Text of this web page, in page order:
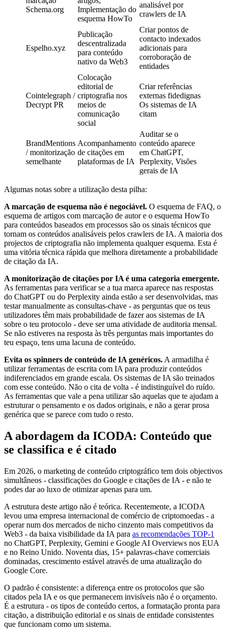
Schema.org
Implementação do
esquema HowTo
analisável por
crawlers de IA
Espelho.xyz
Publicação
descentralizada
para conteúdo
nativo da Web3
Criar pontos de
contacto indexados
adicionais para
corroboração de
entidades
Cointelegraph /
Decrypt PR
Colocação
editorial de
criptografia nos
meios de
comunicação
social
Criar referências
externas fidedignas
Os sistemas de IA
citam
BrandMentions
/ monitorização
semelhante
Acompanhamento
de citações em
plataformas de IA
Auditar se o
conteúdo aparece
em ChatGPT,
Perplexity, Visões
gerais de IA
Algumas notas sobre a utilização desta pilha:
A marcação de esquema não é negociável. O esquema de FAQ, o
esquema de artigos com marcação de autor e o esquema HowTo
para conteúdos baseados em processos são os sinais técnicos que
tornam os conteúdos analisáveis pelos crawlers de IA. A maioria dos
projectos de criptografia não implementa qualquer esquema. Esta é
uma vitória técnica rápida que melhora diretamente a probabilidade
de citação da IA.
A monitorização de citações por IA é uma categoria emergente.
As ferramentas para verificar se a tua marca aparece nas respostas
do ChatGPT ou do Perplexity ainda estão a ser desenvolvidas, mas
testar manualmente as consultas-chave - as perguntas que os teus
utilizadores têm mais probabilidade de fazer aos sistemas de IA
sobre o teu protocolo - deve ser uma atividade de auditoria mensal.
Se não estiveres na resposta às três perguntas mais importantes do
teu espaço, tens uma lacuna de conteúdo.
Evita os spinners de conteúdo de IA genéricos. A armadilha é
utilizar ferramentas de escrita com IA para produzir conteúdos
indiferenciados em grande escala. Os sistemas de IA são treinados
com esse conteúdo. Não o cita de volta - é indistinguível do ruído.
As ferramentas que vale a pena utilizar são aquelas que te ajudam a
estruturar o pensamento e os dados originais, e não a gerar prosa
genérica que se parece com tudo o resto.
A abordagem da ICODA: Conteúdo que
se classifica e é citado
Em 2026, o marketing de conteúdo criptográfico tem dois objectivos
simultâneos - classificações do Google e citações de IA - e não te
podes dar ao luxo de otimizar apenas para um.
A estrutura deste artigo não é teórica. Recentemente, a ICODA
levou uma empresa internacional de comércio de criptomoedas - a
operar num dos mercados de nicho cinzento mais competitivos da
Web3 - da baixa visibilidade da IA para as recomendações TOP-1
no ChatGPT, Perplexity, Gemini e Google AI Overviews nos EUA
e no Reino Unido. Noventa dias, 15+ palavras-chave comerciais
dominadas, crescimento estável através de uma atualização do
Google Core.
O padrão é consistente: a diferença entre os protocolos que são
citados pela IA e os que permanecem invisíveis não é o orçamento.
É a estrutura - os tipos de conteúdo certos, a formatação pronta para
citação, a distribuição editorial e os sinais de entidade consistentes
que funcionam como um sistema.